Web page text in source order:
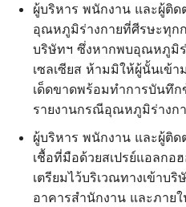
ผู้บริหาร พนักงาน และผู้ติ
อุณหภูมิร่างกายที่ศีรษะทุก
บริษัทฯ ซึ่งหากพบอุณหภูมิร่
เซลเซียส ห้ามมิให้ผู้นั้นเข้
เด็ดขาดพร้อมทำการบันทึ
รายงานกรณีอุณหภูมิร่างก
ผู้บริหาร พนักงาน และผู้ติ
เชื้อที่มือด้วยสเปรย์แอลกอ
เตรียมไว้บริเวณทางเข้าบ
อาคารสำนักงาน และภาย